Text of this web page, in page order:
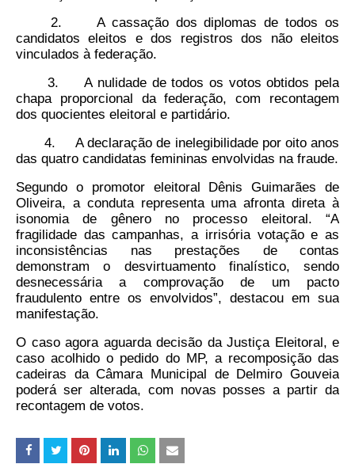
2. A cassação dos diplomas de todos os
candidatos eleitos e dos registros dos não eleitos
vinculados à federação.
3. A nulidade de todos os votos obtidos pela
chapa proporcional da federação, com recontagem
dos quocientes eleitoral e partidário.
4. A declaração de inelegibilidade por oito anos
das quatro candidatas femininas envolvidas na fraude.
Segundo o promotor eleitoral Dênis Guimarães de
Oliveira, a conduta representa uma afronta direta à
isonomia de gênero no processo eleitoral. “A
fragilidade das campanhas, a irrisória votação e as
inconsistências nas prestações de contas
demonstram o desvirtuamento finalístico, sendo
desnecessária a comprovação de um pacto
fraudulento entre os envolvidos”, destacou em sua
manifestação.
O caso agora aguarda decisão da Justiça Eleitoral, e
caso acolhido o pedido do MP, a recomposição das
cadeiras da Câmara Municipal de Delmiro Gouveia
poderá ser alterada, com novas posses a partir da
recontagem de votos.